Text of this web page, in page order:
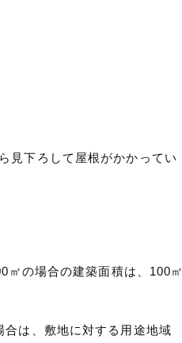
見下ろして屋根がかかってい
㎡の場合の建築面積は、100㎡
合は、敷地に対する用途地域